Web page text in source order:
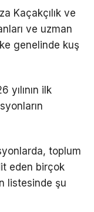
Kaçakçılık ve
ve uzman
genelinde kuş
yılının ilk
toplum
eden birçok
listesinde şu